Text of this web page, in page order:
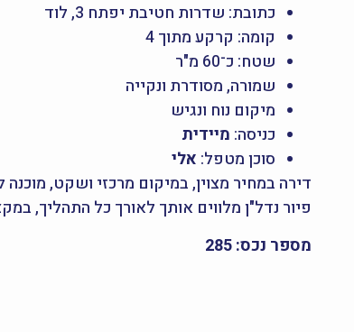
כתובת: שדרות חטיבת יפתח 3, לוד
קומה: קרקע מתוך 4
שטח: כ־60 מ"ר
שמורה, מסודרת ונקייה
מיקום נוח ונגיש
כניסה: מיידית
סוכן מטפל: אלי
דירה במחיר מצוין, במיקום מרכזי ושקט,
פיור נדל"ן מלווים אותך לאורך כל התהליך,
מספר נכס: 285